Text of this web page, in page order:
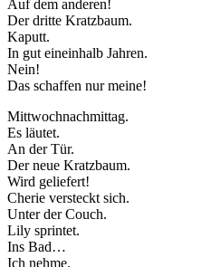
Auf dem anderen!
Der dritte Kratzbaum.
Kaputt.
In gut eineinhalb Jahren.
Nein!
Das schaffen nur meine!
Mittwochnachmittag.
Es läutet.
An der Tür.
Der neue Kratzbaum.
Wird geliefert!
Cherie versteckt sich.
Unter der Couch.
Lily sprintet.
Ins Bad…
Ich nehme.